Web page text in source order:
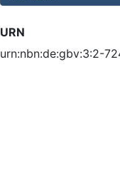
URN
urn:nbn:de:gbv:3:2-